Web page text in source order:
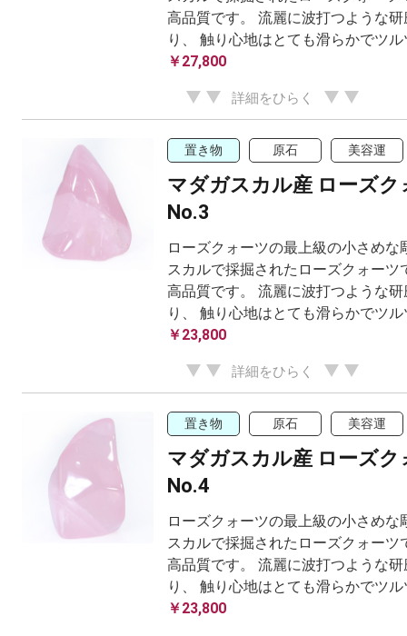
高品質です。 流麗に波打つような
り、 触り心地はとても滑らかでツ
￥27,800
詳細をひらく
置き物 原石 美容運
マダガスカル産 ローズク
No.3
ローズクォーツの最上級の小さめな
スカルで採掘されたローズクォーツ
高品質です。 流麗に波打つような
り、 触り心地はとても滑らかでツ
￥23,800
詳細をひらく
置き物 原石 美容運
マダガスカル産 ローズク
No.4
ローズクォーツの最上級の小さめな
スカルで採掘されたローズクォーツ
高品質です。 流麗に波打つような
り、 触り心地はとても滑らかでツ
￥23,800